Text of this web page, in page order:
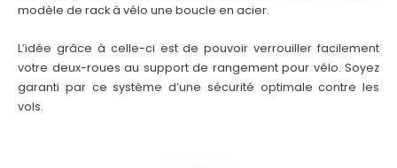
modèle de rack à vélo une boucle en acier.
L’idée grâce à celle-ci est de pouvoir verrouiller facilement
votre deux-roues au support de rangement pour vélo. Soyez
garanti par ce système d’une sécurité optimale contre les
vols.